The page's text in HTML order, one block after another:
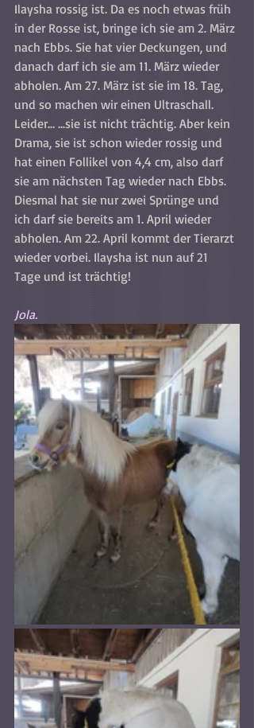
Ilaysha rossig ist. Da es noch etwas früh
in der Rosse ist, bringe ich sie am 2. März
nach Ebbs. Sie hat vier Deckungen, und
danach darf ich sie am 11. März wieder
abholen. Am 27. März ist sie im 18. Tag,
und so machen wir einen Ultraschall.
Leider… ...sie ist nicht trächtig. Aber kein
Drama, sie ist schon wieder rossig und
hat einen Follikel von 4,4 cm, also darf
sie am nächsten Tag wieder nach Ebbs.
Diesmal hat sie nur zwei Sprünge und
ich darf sie bereits am 1. April wieder
abholen. Am 22. April kommt der Tierarzt
wieder vorbei. Ilaysha ist nun auf 21
Tage und ist trächtig!
Jola.